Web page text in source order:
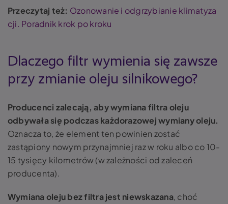
Przeczytaj też: Ozonowanie i odgrzybianie klimatyza
cji. Poradnik krok po kroku
Dlaczego filtr wymienia się zawsze
przy zmianie oleju silnikowego?
Producenci zalecają, aby wymiana filtra oleju
odbywała się podczas każdorazowej wymiany oleju.
Oznacza to, że element ten powinien zostać
zastąpiony nowym przynajmniej raz w roku albo co 10-
15 tysięcy kilometrów (w zależności od zaleceń
producenta).
Wymiana oleju bez filtra jest niewskazana, choć